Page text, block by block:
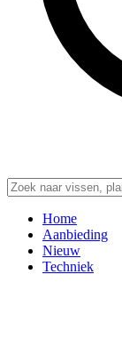
Home
Aanbieding
Nieuw
Techniek